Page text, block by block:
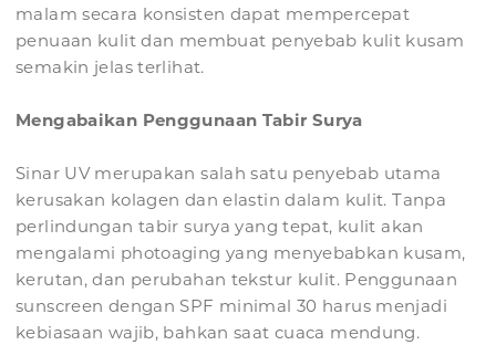
malam secara konsisten dapat mempercepat
penuaan kulit dan membuat penyebab kulit kusam
semakin jelas terlihat.
Mengabaikan Penggunaan Tabir Surya
Sinar UV merupakan salah satu penyebab utama
kerusakan kolagen dan elastin dalam kulit. Tanpa
perlindungan tabir surya yang tepat, kulit akan
mengalami photoaging yang menyebabkan kusam,
kerutan, dan perubahan tekstur kulit. Penggunaan
sunscreen dengan SPF minimal 30 harus menjadi
kebiasaan wajib, bahkan saat cuaca mendung.